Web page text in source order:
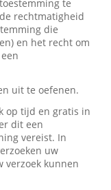
te
rechtmatigheid
die
en het recht om
uit te oefenen.
op tijd en gratis in
dit een
vereist. In
uw
verzoek kunnen